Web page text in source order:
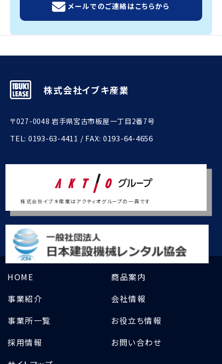
メールでのご連絡はこちらから
株式会社イブキ産業
〒027-0048 岩手県宮古市板屋一丁目2番7号
TEL: 0193-63-4411 / FAX: 0193-64-4656
株式会社イブキ産業はアクティオグループの一員です
HOME
商品案内
事業紹介
会社情報
事業所一覧
お役立ち情報
採用情報
お問い合わせ